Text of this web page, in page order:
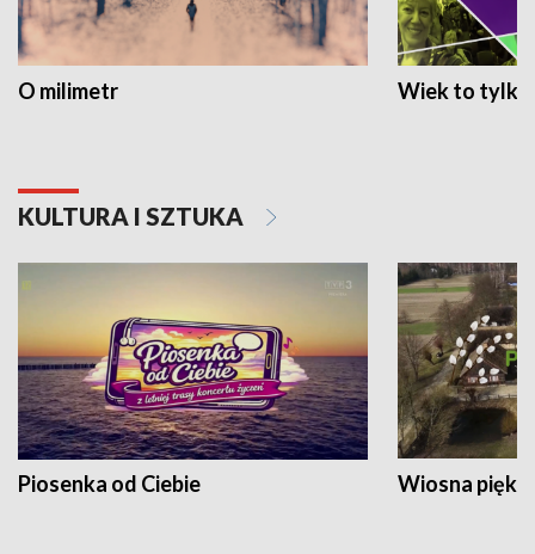
O milimetr Wiek to tylko
KULTURA I SZTUKA
Piosenka od Ciebie Wiosna